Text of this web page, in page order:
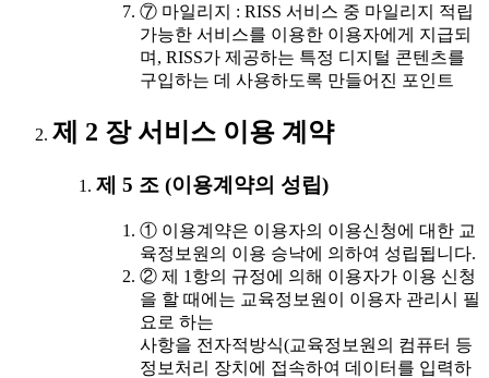
⑦ 마일리지 : RISS 서비스 중 마일리지 적립
가능한 서비스를 이용한 이용자에게 지급되
며, RISS가 제공하는 특정 디지털 콘텐츠를
구입하는 데 사용하도록 만들어진 포인트
제 2 장 서비스 이용 계약
제 5 조 (이용계약의 성립)
① 이용계약은 이용자의 이용신청에 대한 교
육정보원의 이용 승낙에 의하여 성립됩니다.
② 제 1항의 규정에 의해 이용자가 이용 신청
을 할 때에는 교육정보원이 이용자 관리시 필
요로 하는
사항을 전자적방식(교육정보원의 컴퓨터 등
정보처리 장치에 접속하여 데이터를 입력하